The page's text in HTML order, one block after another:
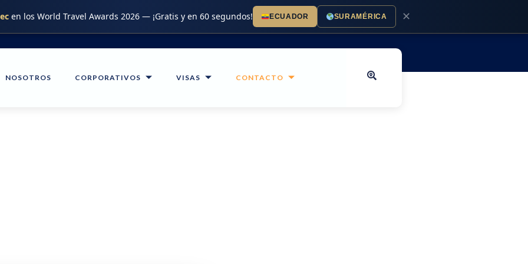
NOSOTROS CORPORATIVOS VISAS CONTACTO
en los World Travel Awards 2026 — ¡Gratis y en 60 segundos! ECUADOR SURAMÉRICA ✕